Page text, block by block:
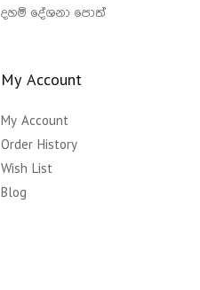
දහම් දේශනා පොත්
My Account
My Account
Order History
Wish List
Blog